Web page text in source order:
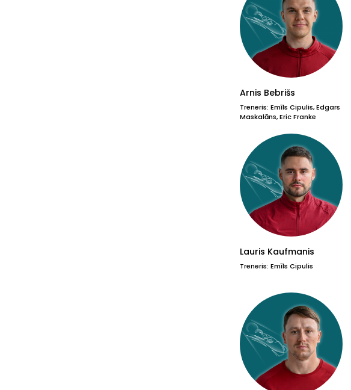
Arnis Bebrišs
Treneris: Emīls Cipulis, Edgars
Maskalāns, Eric Franke
Lauris Kaufmanis
Treneris: Emīls Cipulis